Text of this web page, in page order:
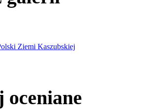
Ziemi Kaszubskiej
oceniane